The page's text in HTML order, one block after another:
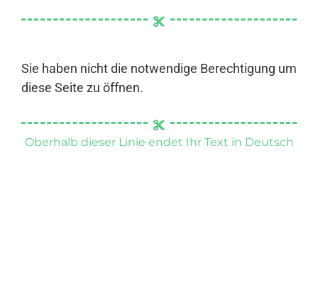
Sie haben nicht die notwendige Berechtigung um
diese Seite zu öffnen.
Oberhalb dieser Linie endet Ihr Text in Deutsch